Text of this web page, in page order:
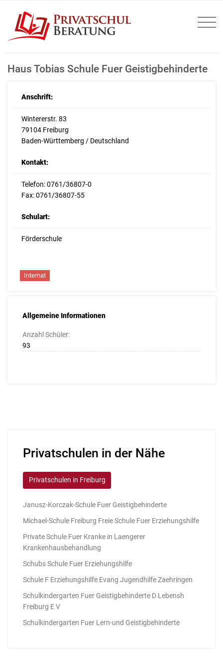
Haus Tobias Schule Fuer Geistigbehinderte
Anschrift:
Wintererstr. 83
79104 Freiburg
Baden-Württemberg / Deutschland
Kontakt:
Telefon: 0761/36807-0
Fax: 0761/36807-55
Schulart:
Förderschule
Internat
Allgemeine Informationen
Anzahl Schüler:
93
Privatschulen in der Nähe
Privatschulen in Freiburg
Janusz-Korczak-Schule Fuer Geistigbehinderte
Michael-Schule Freiburg Freie Schule Fuer Erziehungshilfe
Private Schule Fuer Kranke in Laengerer
Krankenhausbehandlung
Schubs Schule Fuer Erziehungshilfe
Schule F Erziehungshilfe Evang Jugendhilfe Zaehringen
Schulkindergarten Fuer Geistigbehinderte D Lebensh
Freiburg E V
Schulkindergarten Fuer Lern-und Geistigbehinderte